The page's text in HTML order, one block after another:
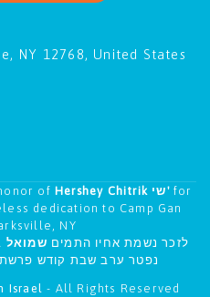
NY 12768, United States
of Hershey Chitrik שי' for
dedication to Camp Gan
NY
לזכר נשמת אחיו התמים שמואל
נפטר ערב שבת קודש
Israel- All Rights Reserved